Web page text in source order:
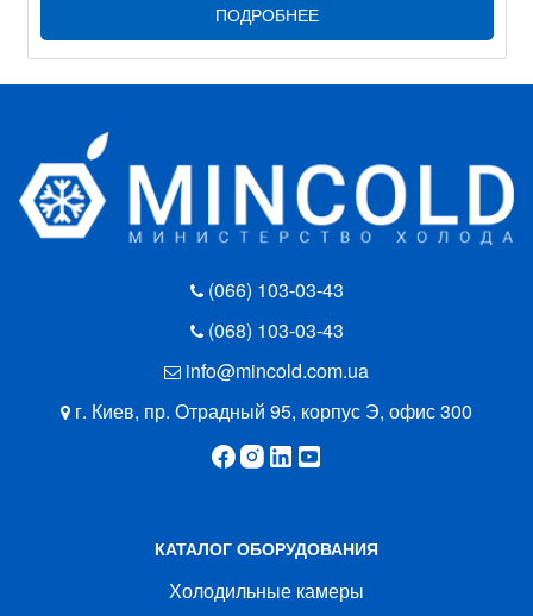
ПОДРОБНЕЕ
(066) 103-03-43
(068) 103-03-43
info@mincold.com.ua
г. Киев, пр. Отрадный 95, корпус Э, офис 300
КАТАЛОГ ОБОРУДОВАНИЯ
Холодильные камеры